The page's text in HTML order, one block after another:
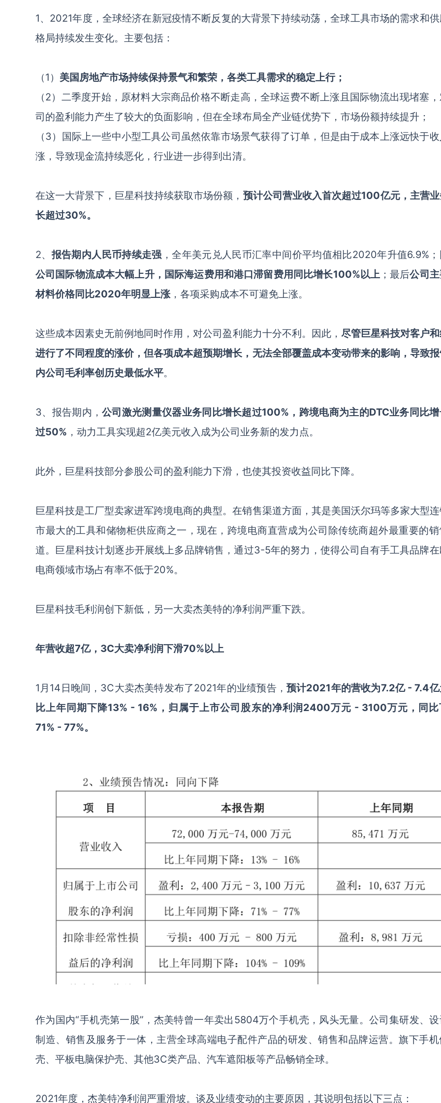
1、2021年度，全球经济在新冠疫情不断反复的大背景下持续动荡，全球工具市场的需求和
格局持续发生变化。主要包括：
（1） 美国房地产市场持续保持景气和繁荣，各类工具需求的稳定上行；
（2） 二季度开始， 原材料大宗商品价格不断走高，全球运费不断上涨且国际物流出现堵塞
司的盈利能力产生了较大的负面影响 ， 但在全球布局全产业链优势下， 市场份额持续提升 ；
（3） 国际上一些中小型工具公司虽然依靠市场景气获得了订单 ， 但是由于成本上涨远快于
涨，导致现金流持续恶化，行业进一步得到出清。
在这一大背景下， 巨星科技持续获取市场份额， 预计公司营业收入首次超过100亿元，主营
长超过30%。
2、 报告期内人民币持续走强 ，全年美元兑人民币汇率中间价平均值相比2020年升值6.9%；
公司国际物流成本大幅上升，国际海运费用和港口滞留费用同比增长100%以上；最后公司
材料价格同比2020年明显上涨 ，各项采购成本不可避免上涨。
这些成本因素史无前例地同时作用，对公司盈利能力十分不利。因此， 尽管巨星科技对客户
进行了不同程度的涨价，但各项成本超预期增长，无法全部覆盖成本变动带来的影响，导致
内公司毛利率创历史最低水平。
3、 报告期内，公司激光测量仪器业务同比增长超过100%，跨境电商为主的DTC业务同比增
过50% ，动力工具实现超2亿美元收入成为公司业务新的发力点。
此外，巨星科技部分参股公司的盈利能力下滑 ，也使其投资收益同比下降。
巨星科技是工厂型卖家进军跨境电商的典型。在销售渠道方面，其是美国沃尔玛等多家大型连
市最大的工具和储物柜供应商之一，现在，跨境电商直营成为公司除传统商超外最重要的销
道。巨星科技计划逐步开展线上多品牌销售，通过3-5年的努力，使得公司自有手工具品牌
电商领域市场占有率不低于20%。
巨星科技毛利润创下新低，另一大卖杰美特的净利润严重下跌。
年营收超7亿，3C大卖净利润下滑70%以上
1月14日晚间，3C大卖杰美特发布了2021年的业绩预告， 预计2021年的营收为7.2亿 - 7.4亿
比上年同期下降13% - 16%，归属于上市公司股东的净利润2400万元 - 3100万元，同比
71% - 77%。
作为国内“手机壳第一股”，杰美特曾一年卖出5804万个手机壳，风头无量。公司集研发、设
制造、销售及服务于一体，主营全球高端电子配件产品的研发、销售和品牌运营。旗下手机
壳、平板电脑保护壳、其他3C类产品、汽车遮阳板等产品畅销全球。
2021年度，杰美特净利润严重滑坡。谈及业绩变动的主要原因，其说明包括以下三点：